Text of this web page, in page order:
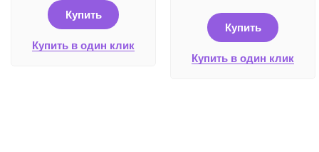
Купить
Купить в один клик
Купить
Купить в один клик